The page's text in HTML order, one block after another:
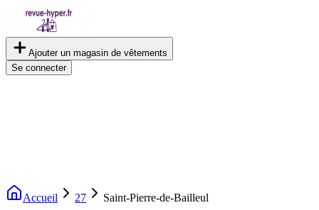
Ajouter un magasin de vêtements
Se connecter
Accueil 27 Saint-Pierre-de-Bailleul